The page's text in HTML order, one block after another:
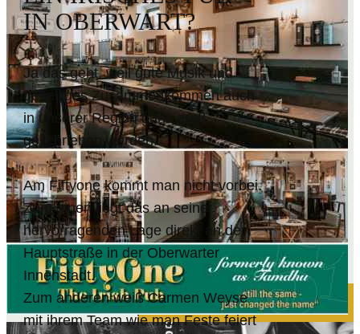
IN OBERWART?
Ja das geht, weil gute Musik und
geselliges Zusammenkommen auch
in unserer Region ganz groß
geschrieben werden.
Am Fiftyone kommt man nicht vorbei.
Zum einen liegt das an seiner
hervorragenden Lage direkt an der
Hauptstraße in der Oberwarter
Innenstadt.
Zum anderen weiß Carmen Weyse
mit ihrem Team wie man Feste feiert